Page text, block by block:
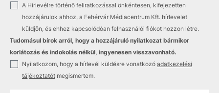
✓
A Hírlevélre történő feliratkozással önkéntesen, kifejezetten
hozzájárulok ahhoz, a Fehérvár Médiacentrum Kft. hírlevelet
küldjön, és ehhez kapcsolódóan felhasználói fiókot hozzon létre.
Tudomásul bírok arról, hogy a hozzájáruló nyilatkozat bármikor
korlátozás és indokolás nélkül, ingyenesen visszavonható.
✓ Nyilatkozom, hogy a hírlevél küldésre vonatkozó adatkezelési
tájékoztatót megismertem.